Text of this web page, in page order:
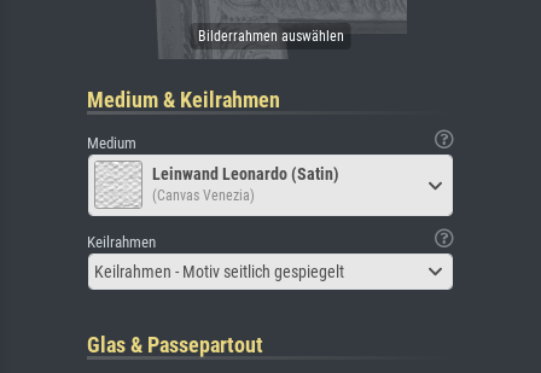
Medium & Keilrahmen
Medium
Leinwand Leonardo (Satin)
(Canvas Venezia)
Keilrahmen
Keilrahmen - Motiv seitlich gespiegelt
Glas & Passepartout